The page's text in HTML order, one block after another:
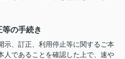
の手続き
示、訂正、利用停止等に関するご本
人であることを確認した上で、速や